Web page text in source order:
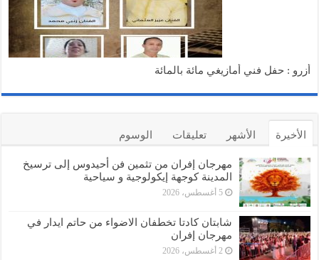
أزرو : حفل فني أمازيغي مائة بالمائة
الأخيرة الأشهر تعليقات الوسوم
مهرجان إفران من تثمين فن أحيدوس إلى ترسيخ
المدينة كوجهة إيكولوجية و سياحية
5 أغسطس، 2026
شابتان كادتا تخطفان الاضواء من حاتم ايدار في
مهرجان إفران
2 أغسطس، 2026